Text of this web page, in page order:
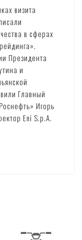
визита
в сферах
Президента
и
Главный
Игорь
Eni S.p.A.